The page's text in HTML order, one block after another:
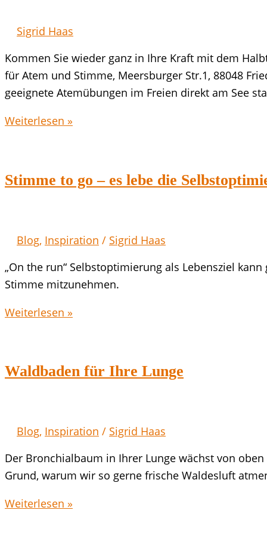
Sigrid Haas
Kommen Sie wieder ganz in Ihre Kraft mit dem
für Atem und Stimme, Meersburger Str.1, 88048
geeignete Atemübungen im Freien direkt am See
Post
da
geht
Weiterlesen »
Stimme to go – es lebe die
Blog, Inspiration / Sigrid Haas
„On the run“ Selbstoptimierung als Lebensziel
Stimme mitzunehmen.
Stimme
–
es
Selbstoptimierung
Weiterlesen »
Waldbaden für Ihre Lunge
Blog, Inspiration / Sigrid Haas
Der Bronchialbaum in Ihrer Lunge wächst von
Grund, warum wir so gerne frische Waldesluft
Waldbaden
Weiterlesen »